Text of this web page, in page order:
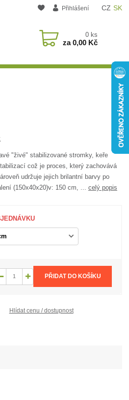
CZ SK
Přihlášení
0 ks
za0,00 Kč
"živé" stabilizované stromky, keře
což je proces, který zachovává
udržuje jejich brilantní barvy po
(150x40x20)v: 150 cm, ... celý popis
PŘIDAT DO KOŠÍKU
Hlídat cenu / dostupnost